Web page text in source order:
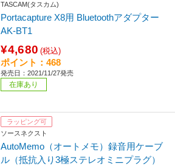
TASCAM(タスカム)
Portacapture X8用 Bluetoothアダプター
AK-BT1
¥4,680 (税込)
ポイント：468
発売日：2021/11/27発売
在庫あり
ラッピング可
ソースネクスト
AutoMemo（オートメモ）録音用ケーブ
ル（抵抗入り3極ステレオミニプラグ）